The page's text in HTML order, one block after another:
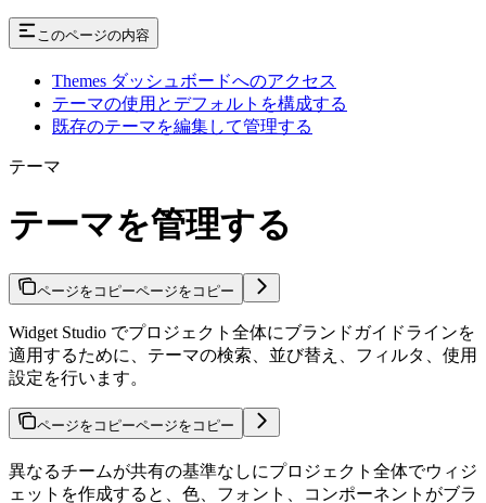
このページの内容
Themes ダッシュボードへのアクセス
テーマの使用とデフォルトを構成する
既存のテーマを編集して管理する
テーマ
テーマを管理する
ページをコピーページをコピー
Widget Studio でプロジェクト全体にブランドガイドラインを
適用するために、テーマの検索、並び替え、フィルタ、使用
設定を行います。
ページをコピーページをコピー
異なるチームが共有の基準なしにプロジェクト全体でウィジ
ェットを作成すると、色、フォント、コンポーネントがブラ